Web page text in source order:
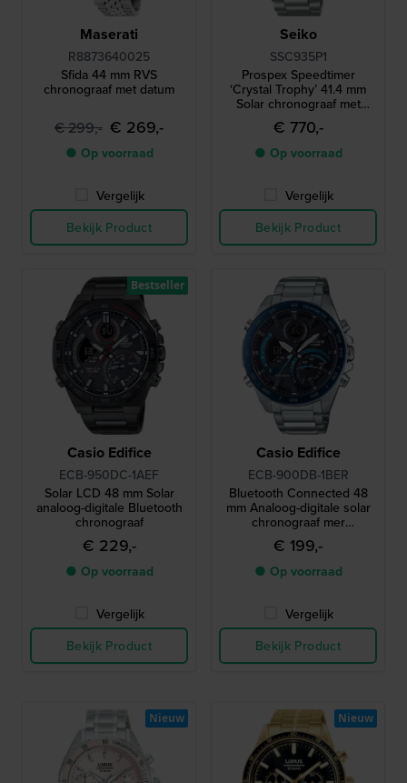
Maserati
R8873640025
Sfida 44 mm RVS
chronograaf met datum
€ 299,- € 269,-
● Op voorraad
Vergelijk
Bekijk Product
Seiko
SSC935P1
Prospex Speedtimer
‘Crystal Trophy’ 41.4 mm
Solar chronograaf met
datum
€ 770,-
● Op voorraad
Vergelijk
Bekijk Product
Casio Edifice
ECB-950DC-1AEF
Solar LCD 48 mm Solar
analoog-digitale Bluetooth
chronograaf
€ 229,-
● Op voorraad
Vergelijk
Bekijk Product
Bestseller
Casio Edifice
ECB-900DB-1BER
Bluetooth Connected 48
mm Analoog-digitale solar
chronograaf mer
Smartphone link
€ 199,-
● Op voorraad
Vergelijk
Bekijk Product
Nieuw Nieuw